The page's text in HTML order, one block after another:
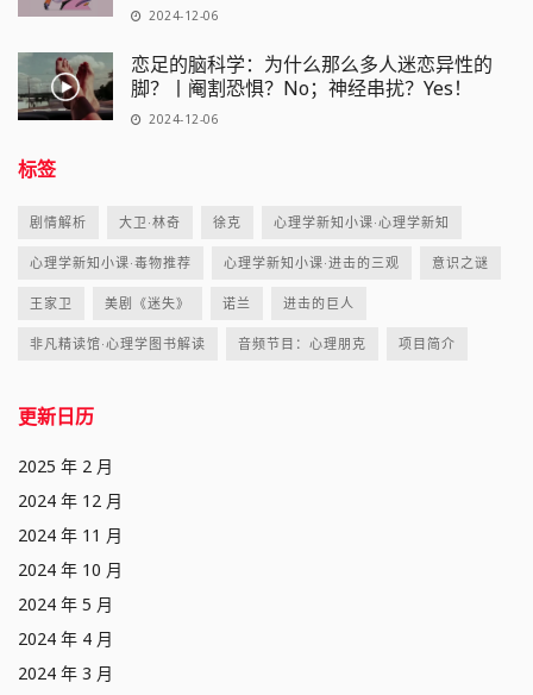
2024-12-06
恋足的脑科学：为什么那么多人迷恋异性的
脚？丨阉割恐惧？No；神经串扰？Yes！
2024-12-06
标签
剧情解析 大卫·林奇 徐克 心理学新知小课·心理学新知
心理学新知小课·毒物推荐 心理学新知小课·进击的三观 意识之谜
王家卫 美剧《迷失》 诺兰 进击的巨人
非凡精读馆·心理学图书解读 音频节目：心理朋克 项目简介
更新日历
2025 年 2 月
2024 年 12 月
2024 年 11 月
2024 年 10 月
2024 年 5 月
2024 年 4 月
2024 年 3 月